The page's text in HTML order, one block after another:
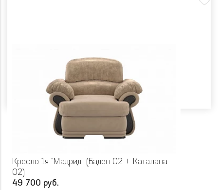
Кресло 1я "Мадрид" (Баден 02 + Каталана
02)
49 700 руб.